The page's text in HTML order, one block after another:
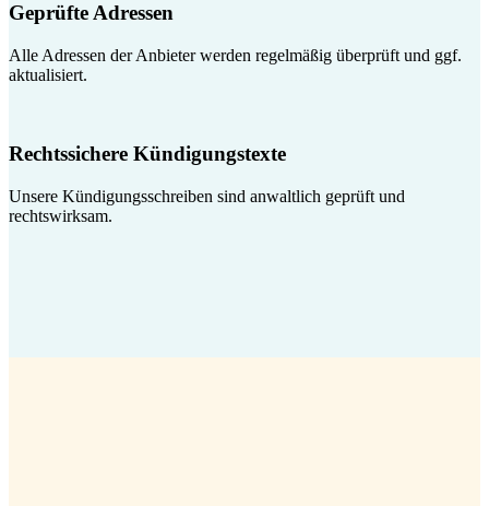
Geprüfte Adressen
Alle Adressen der Anbieter werden regelmäßig überprüft und ggf.
aktualisiert.
Rechtssichere Kündigungstexte
Unsere Kündigungsschreiben sind anwaltlich geprüft und
rechtswirksam.